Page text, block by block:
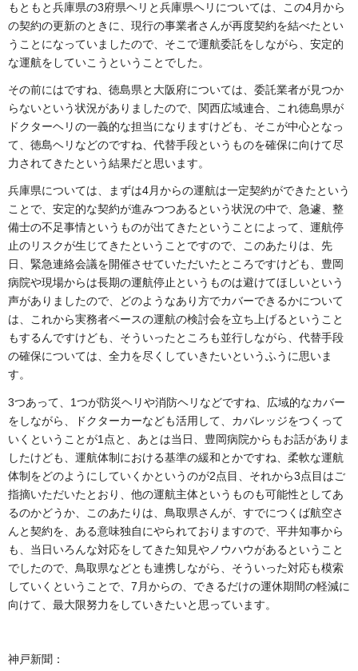
もともと兵庫県の3府県ヘリと兵庫県ヘリについては、この4月から
の契約の更新のときに、現行の事業者さんが再度契約を結べたとい
うことになっていましたので、そこで運航委託をしながら、安定的
な運航をしていこうということでした。
その前にはですね、徳島県と大阪府については、委託業者が見つか
らないという状況がありましたので、関西広域連合、これ徳島県が
ドクターヘリの一義的な担当になりますけども、そこが中心となっ
て、徳島ヘリなどのですね、代替手段というものを確保に向けて尽
力されてきたという結果だと思います。
兵庫県については、まずは4月からの運航は一定契約ができたという
ことで、安定的な契約が進みつつあるという状況の中で、急遽、整
備士の不足事情というものが出てきたということによって、運航停
止のリスクが生じてきたということですので、このあたりは、先
日、緊急連絡会議を開催させていただいたところですけども、豊岡
病院や現場からは長期の運航停止というものは避けてほしいという
声がありましたので、どのようなあり方でカバーできるかについて
は、これから実務者ベースの運航の検討会を立ち上げるということ
もするんですけども、そういったところも並行しながら、代替手段
の確保については、全力を尽くしていきたいというふうに思いま
す。
3つあって、1つが防災ヘリや消防ヘリなどですね、広域的なカバー
をしながら、ドクターカーなども活用して、カバレッジをつくって
いくということが1点と、あとは当日、豊岡病院からもお話がありま
したけども、運航体制における基準の緩和とかですね、柔軟な運航
体制をどのようにしていくかというのが2点目、それから3点目はご
指摘いただいたとおり、他の運航主体というものも可能性としてあ
るのかどうか、このあたりは、鳥取県さんが、すでにつくば航空さ
んと契約を、ある意味独自にやられておりますので、平井知事から
も、当日いろんな対応をしてきた知見やノウハウがあるということ
でしたので、鳥取県などとも連携しながら、そういった対応も模索
していくということで、7月からの、できるだけの運休期間の軽減に
向けて、最大限努力をしていきたいと思っています。
神戸新聞：